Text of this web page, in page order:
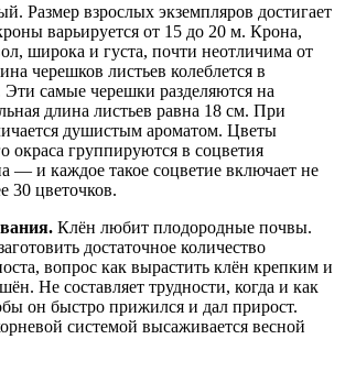
Размер взрослых экземпляров достигает
варьируется от 15 до 20 м. Крона,
широка и густа, почти неотличима от
черешков листьев колеблется в
Эти самые черешки разделяются на
длина листьев равна 18 см. При
душистым ароматом. Цветы
окраса группируются в соцветия
— и каждое такое соцветие включает не
30 цветочков.
Клён любит плодородные почвы.
достаточное количество
вопрос как вырастить клён крепким и
Не составляет трудности, когда и как
он быстро прижился и дал прирост.
системой высаживается весной